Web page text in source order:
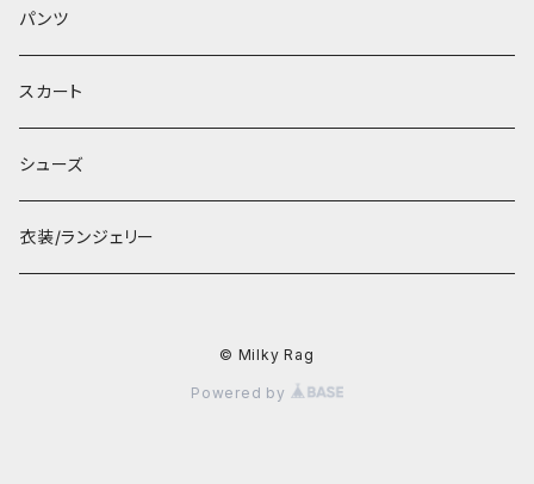
パンツ
スカート
シューズ
衣装/ランジェリー
© Milky Rag
Powered by